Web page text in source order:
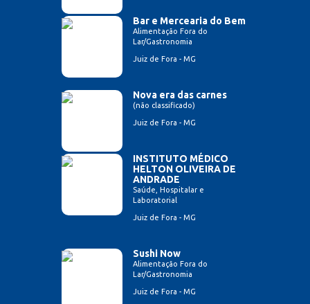
Bar e Mercearia do Bem
Alimentação Fora do
Lar/Gastronomia
Juiz de Fora - MG
Nova era das carnes
(não classificado)
Juiz de Fora - MG
INSTITUTO MÉDICO
HELTON OLIVEIRA DE
ANDRADE
Saúde, Hospitalar e
Laboratorial
Juiz de Fora - MG
Sushi Now
Alimentação Fora do
Lar/Gastronomia
Juiz de Fora - MG